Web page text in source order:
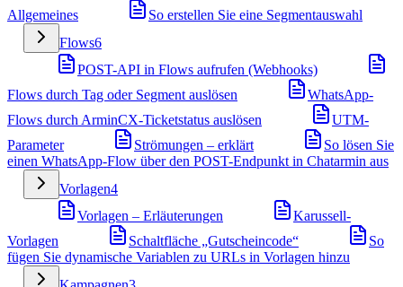
Allgemeines
So erstellen Sie eine Segmentauswahl
Flows6
POST-API in Flows aufrufen (Webhooks)
Flows durch Tag oder Segment auslösen
WhatsApp-
Flows durch ArminCX-Ticketstatus auslösen
UTM-
Parameter
Strömungen – erklärt
So lösen Sie
einen WhatsApp-Flow über den POST-Endpunkt in Chatarmin aus
Vorlagen4
Vorlagen – Erläuterungen
Karussell-
Vorlagen
Schaltfläche „Gutscheincode“
So
fügen Sie dynamische Variablen zu URLs in Vorlagen hinzu